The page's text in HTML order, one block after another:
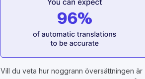
Vill du veta hur noggrann översättningen är